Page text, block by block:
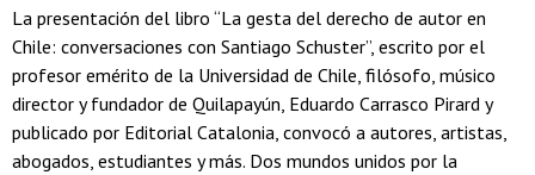
La presentación del libro “La gesta del derecho de autor en
Chile: conversaciones con Santiago Schuster”, escrito por el
profesor emérito de la Universidad de Chile, filósofo, músico
director y fundador de Quilapayún, Eduardo Carrasco Pirard y
publicado por Editorial Catalonia, convocó a autores, artistas,
abogados, estudiantes y más. Dos mundos unidos por la